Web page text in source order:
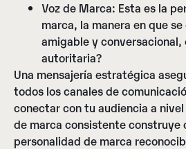
Voz de Marca: Esta es la
marca, la manera en que
amigable y conversacional,
autoritaria?
Una mensajería estratégica
todos los canales de
conectar con tu audiencia a
de marca consistente construye
personalidad de marca